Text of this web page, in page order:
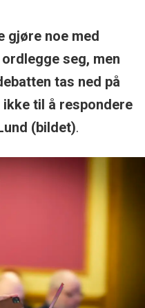
gjøre noe med
seg, men
tas ned på
til å respondere
(bildet).